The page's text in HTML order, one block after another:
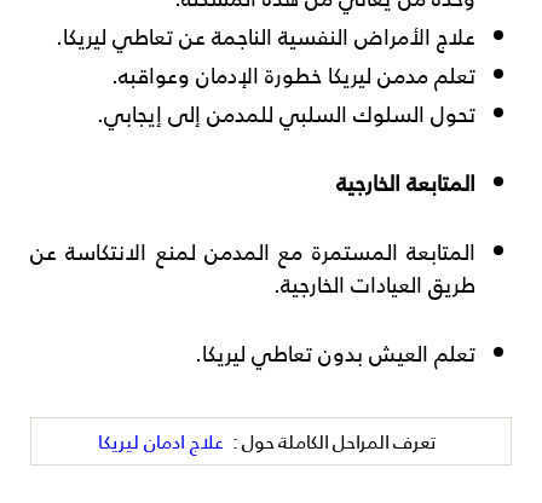
علاج الأمراض النفسية الناجمة عن تعاطي ليريكا.
تعلم مدمن ليريكا خطورة الإدمان وعواقبه.
تحول السلوك السلبي للمدمن إلى إيجابي.
المتابعة الخارجية
المتابعة المستمرة مع المدمن لمنع الانتكاسة عن
طريق العيادات الخارجية.
تعلم العيش بدون تعاطي ليريكا.
تعرف المراحل الكاملة حول : علاج ادمان ليريكا